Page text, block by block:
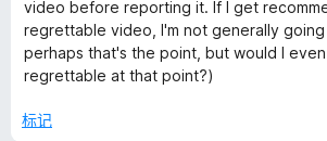
p
o
/
5
video before reporting it. If I get
regrettable video, I'm not generally
perhaps that's the point, but would I
regrettable at that point?)
标记